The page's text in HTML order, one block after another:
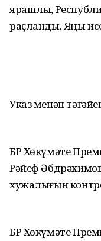
ярашлы,
раҫланды. Яңы
Указ менән
БР Хөкүмәте
Рәйеф
хужалығын
БР Хөкүмәте